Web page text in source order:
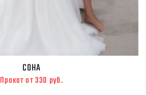
СОНА
Прокат от 330 руб.